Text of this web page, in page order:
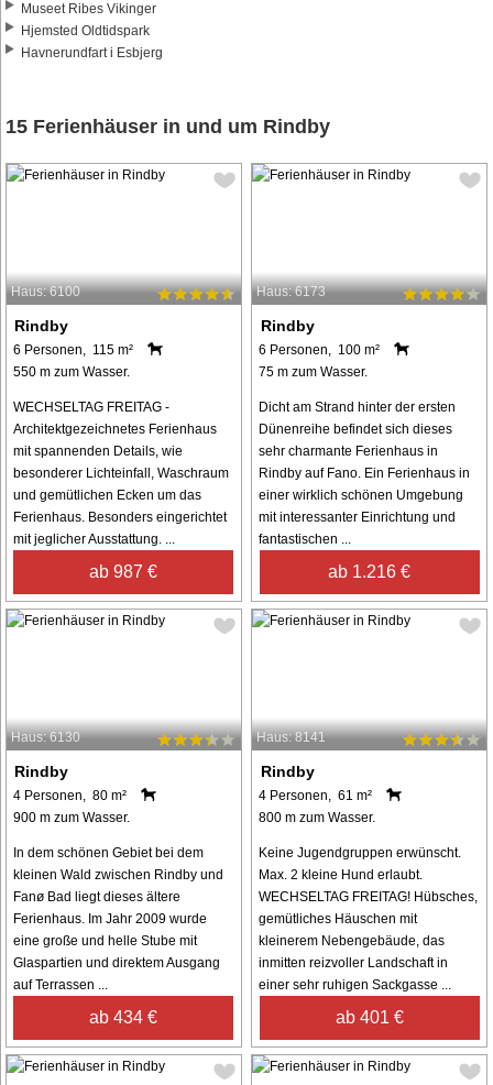
Museet Ribes Vikinger
Hjemsted Oldtidspark
Havnerundfart i Esbjerg
15 Ferienhäuser in und um Rindby
Haus: 6100
Rindby
6 Personen, 115 m²
550 m zum Wasser.
WECHSELTAG FREITAG -
Architektgezeichnetes Ferienhaus
mit spannenden Details, wie
besonderer Lichteinfall, Waschraum
und gemütlichen Ecken um das
Ferienhaus. Besonders eingerichtet
mit jeglicher Ausstattung. ...
ab 987 €
Haus: 6173
Rindby
6 Personen, 100 m²
75 m zum Wasser.
Dicht am Strand hinter der ersten
Dünenreihe befindet sich dieses
sehr charmante Ferienhaus in
Rindby auf Fano. Ein Ferienhaus in
einer wirklich schönen Umgebung
mit interessanter Einrichtung und
fantastischen ...
ab 1.216 €
Haus: 6130
Rindby
4 Personen, 80 m²
900 m zum Wasser.
In dem schönen Gebiet bei dem
kleinen Wald zwischen Rindby und
Fanø Bad liegt dieses ältere
Ferienhaus. Im Jahr 2009 wurde
eine große und helle Stube mit
Glaspartien und direktem Ausgang
auf Terrassen ...
ab 434 €
Haus: 8141
Rindby
4 Personen, 61 m²
800 m zum Wasser.
Keine Jugendgruppen erwünscht.
Max. 2 kleine Hund erlaubt.
WECHSELTAG FREITAG! Hübsches,
gemütliches Häuschen mit
kleinerem Nebengebäude, das
inmitten reizvoller Landschaft in
einer sehr ruhigen Sackgasse ...
ab 401 €